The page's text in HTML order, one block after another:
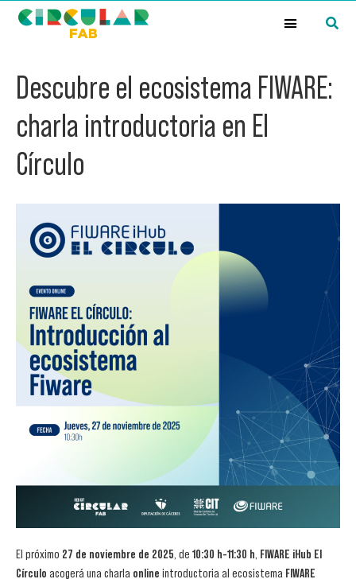
Descubre el ecosistema FIWARE:
charla introductoria en El
Círculo
El próximo 27 de noviembre de 2025 , de 10:30 h-11:30 h FIWARE iHub El
Círculo acogerá una charla online introductoria al ecosistema FIWARE